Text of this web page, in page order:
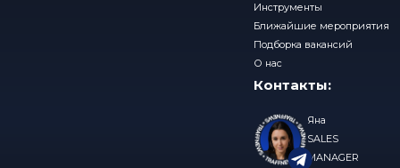
Инструменты
Ближайшие мероприятия
Подборка вакансий
О нас
Контакты:
Яна
SALES
MANAGER